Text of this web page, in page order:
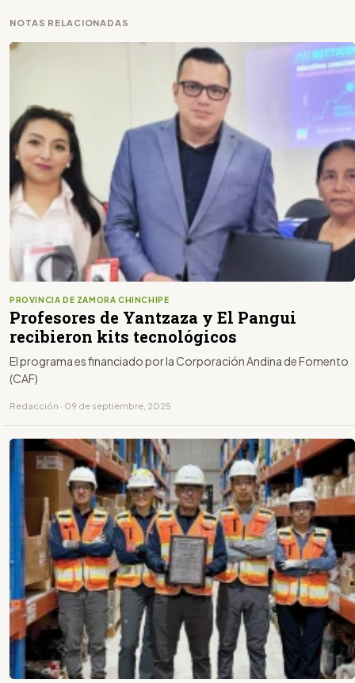
NOTAS RELACIONADAS
PROVINCIA DE ZAMORA CHINCHIPE
Profesores de Yantzaza y El Pangui
recibieron kits tecnológicos
El programa es financiado por la Corporación Andina de Fomento
(CAF)
Redacción · 09 de septiembre, 2025